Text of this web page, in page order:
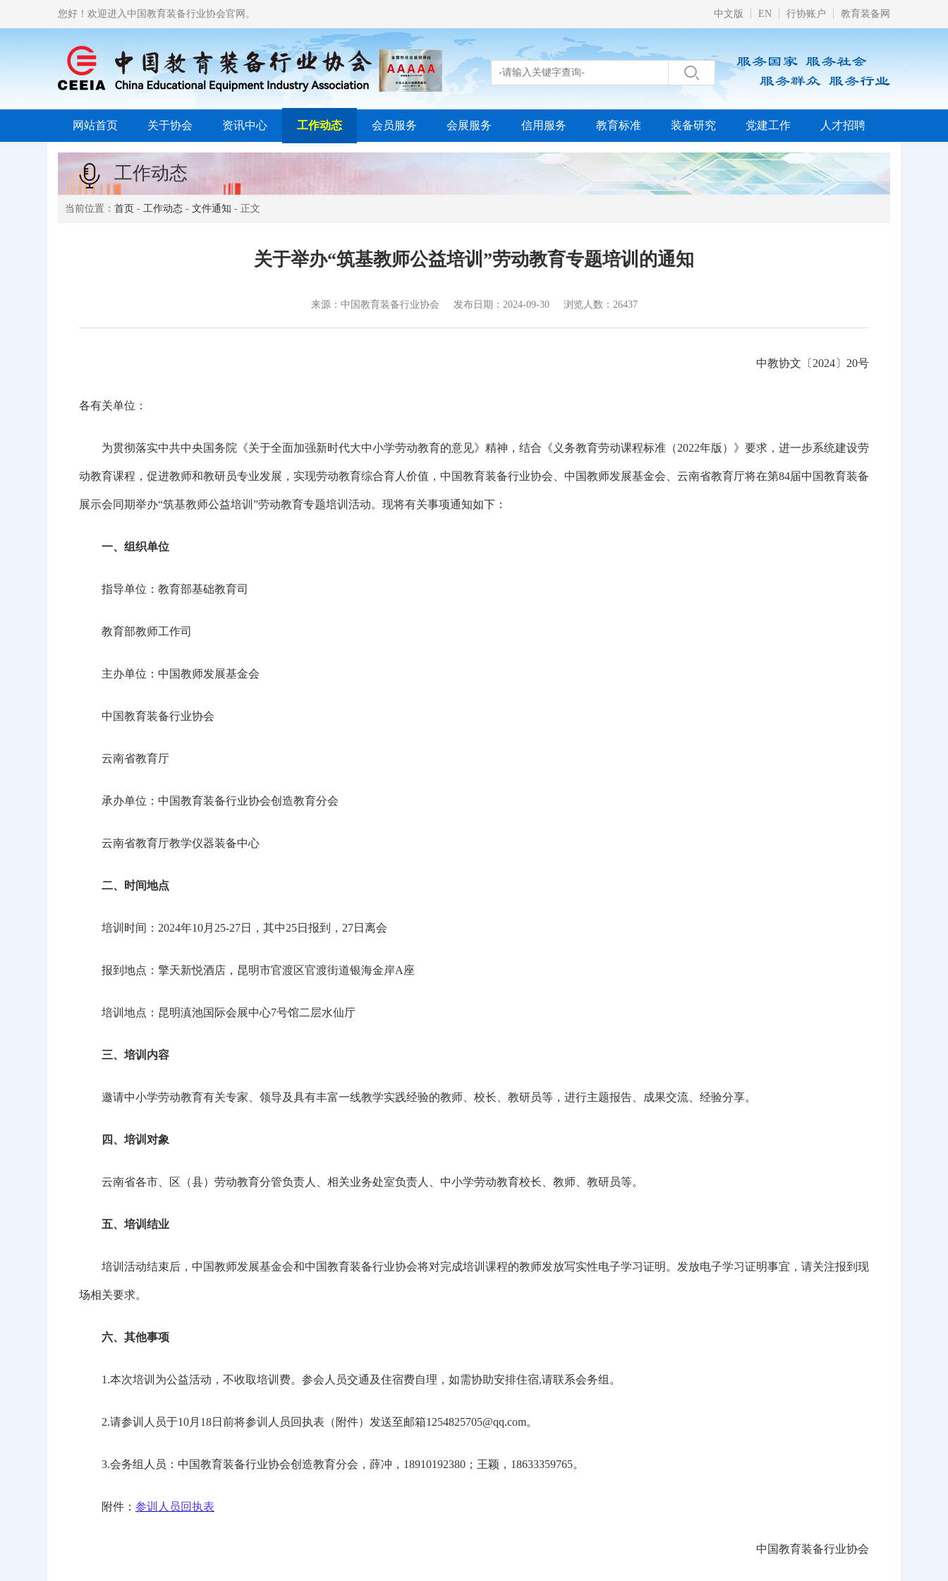
中文版 EN 行协账户 教育装备网
您好！欢迎进入中国教育装备行业协会官网。

网站首页 关于协会 资讯中心 工作动态 会员服务 会展服务 信用服务 教育标准 装备研究 党建工作 人才招聘
工作动态
当前位置： 首页 - 工作动态 - 文件通知 - 正文
关于举办“筑基教师公益培训”劳动教育专题培训的通知
来源：中国教育装备行业协会 发布日期：2024-09-30 浏览人数：26437
中教协文〔2024〕20号
各有关单位：
为贯彻落实中共中央国务院《关于全面加强新时代大中小学劳动教育的意见》精神，结合《义务教育劳动课程标准（2022年版）》要求，进一步系统建设劳
动教育课程，促进教师和教研员专业发展，实现劳动教育综合育人价值，中国教育装备行业协会、中国教师发展基金会、云南省教育厅将在第84届中国教育装备
展示会同期举办“筑基教师公益培训”劳动教育专题培训活动。现将有关事项通知如下：
一、组织单位
指导单位：教育部基础教育司
教育部教师工作司
主办单位：中国教师发展基金会
中国教育装备行业协会
云南省教育厅
承办单位：中国教育装备行业协会创造教育分会
云南省教育厅教学仪器装备中心
二、时间地点
培训时间：2024年10月25-27日，其中25日报到，27日离会
报到地点：擎天新悦酒店，昆明市官渡区官渡街道银海金岸A座
培训地点：昆明滇池国际会展中心7号馆二层水仙厅
三、培训内容
邀请中小学劳动教育有关专家、领导及具有丰富一线教学实践经验的教师、校长、教研员等，进行主题报告、成果交流、经验分享。
四、培训对象
云南省各市、区（县）劳动教育分管负责人、相关业务处室负责人、中小学劳动教育校长、教师、教研员等。
五、培训结业
培训活动结束后，中国教师发展基金会和中国教育装备行业协会将对完成培训课程的教师发放写实性电子学习证明。发放电子学习证明事宜，请关注报到现
场相关要求。
六、其他事项
1.本次培训为公益活动，不收取培训费。参会人员交通及住宿费自理，如需协助安排住宿,请联系会务组。
2.请参训人员于10月18日前将参训人员回执表（附件）发送至邮箱1254825705@qq.com。
3.会务组人员：中国教育装备行业协会创造教育分会，薛冲，18910192380；王颖，18633359765。
附件： 参训人员回执表
中国教育装备行业协会